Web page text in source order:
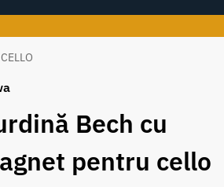
Bech cu
pentru cello